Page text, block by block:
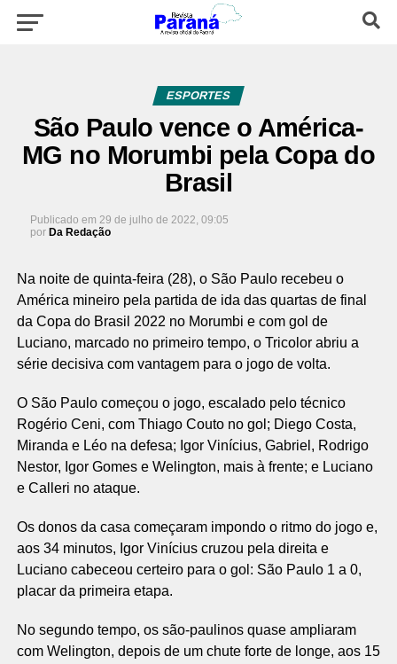
ESPORTES
São Paulo vence o América-
MG no Morumbi pela Copa do
Brasil
Publicado em 29 de julho de 2022, 09:05
por Da Redação
Na noite de quinta-feira (28), o São Paulo recebeu o
América mineiro pela partida de ida das quartas de final
da Copa do Brasil 2022 no Morumbi e com gol de
Luciano, marcado no primeiro tempo, o Tricolor abriu a
série decisiva com vantagem para o jogo de volta.
O São Paulo começou o jogo, escalado pelo técnico
Rogério Ceni, com Thiago Couto no gol; Diego Costa,
Miranda e Léo na defesa; Igor Vinícius, Gabriel, Rodrigo
Nestor, Igor Gomes e Welington, mais à frente; e Luciano
e Calleri no ataque.
Os donos da casa começaram impondo o ritmo do jogo e,
aos 34 minutos, Igor Vinícius cruzou pela direita e
Luciano cabeceou certeiro para o gol: São Paulo 1 a 0,
placar da primeira etapa.
No segundo tempo, os são-paulinos quase ampliaram
com Welington, depois de um chute forte de longe, aos 15